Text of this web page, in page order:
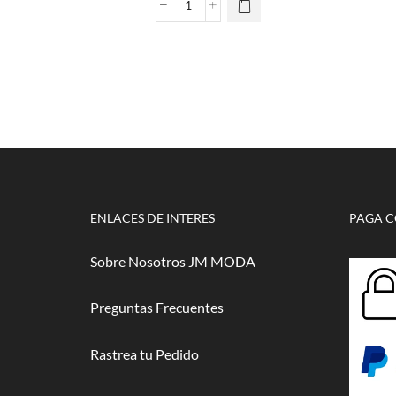
Playera
ENLACES DE INTERES
Sobre Nosotros JM MODA
Preguntas Frecuentes
Rastrea tu Pedido
PAGA